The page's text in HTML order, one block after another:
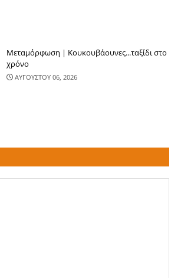
Μεταμόρφωση | Κουκουβάουνες...ταξίδι στο
χρόνο
ΑΥΓΟΥΣΤΟΥ 06, 2026